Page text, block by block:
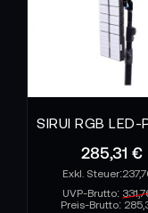
285,31 €
UVP-Brutto:
Preis-Brutto: